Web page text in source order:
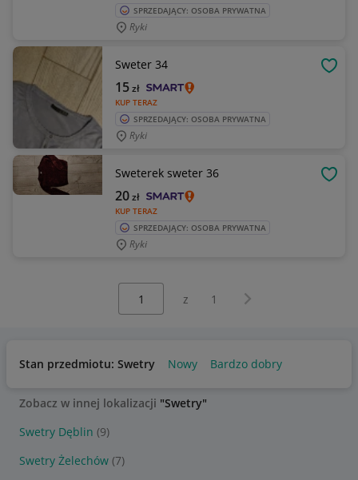
SPRZEDAJĄCY: OSOBA PRYWATNA
Ryki
Sweter 34
KUP TERAZ
15zł
SPRZEDAJĄCY: OSOBA PRYWATNA
Ryki
Sweterek sweter 36
KUP TERAZ
20zł
SPRZEDAJĄCY: OSOBA PRYWATNA
Ryki
z 1 Następna strona
Stan przedmiotu: Swetry Nowy Bardzo dobry
Zobacz w innej lokalizacji "Swetry"
Swetry Dęblin (9)
Swetry Żelechów (7)